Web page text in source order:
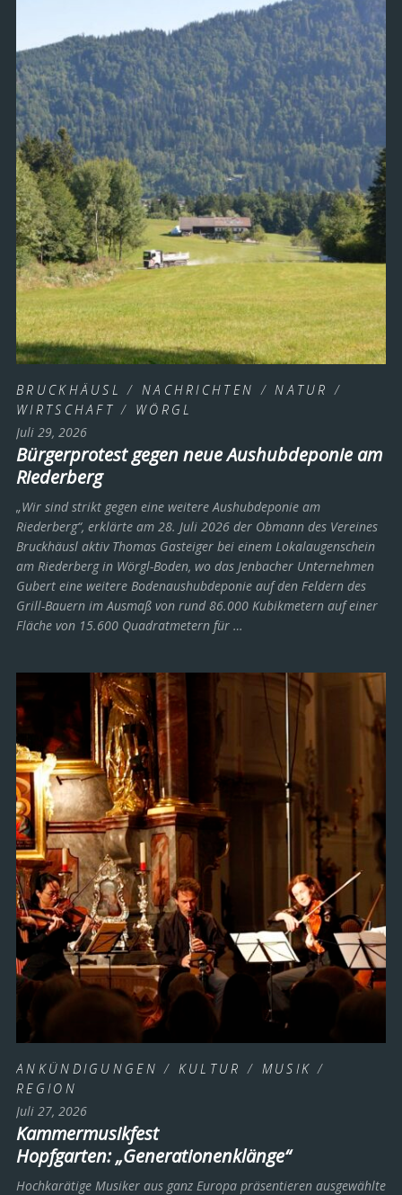
BRUCKHÄUSL / NACHRICHTEN /NATUR /
WIRTSCHAFT / WÖRGL
Juli 29, 2026
Bürgerprotest gegen neue Aushubdeponie am
Riederberg
„Wir sind strikt gegen eine weitere Aushubdeponie am
Riederberg“, erklärte am 28. Juli 2026 der Obmann des Vereines
Bruckhäusl aktiv Thomas Gasteiger bei einem Lokalaugenschein
am Riederberg in Wörgl-Boden, wo das Jenbacher Unternehmen
Gubert eine weitere Bodenaushubdeponie auf den Feldern des
Grill-Bauern im Ausmaß von rund 86.000 Kubikmetern auf einer
Fläche von 15.600 Quadratmetern für …
ANKÜNDIGUNGEN / KULTUR / MUSIK /
REGION
Juli 27, 2026
Kammermusikfest
Hopfgarten: „Generationenklänge“
Hochkarätige Musiker aus ganz Europa präsentieren ausgewählte